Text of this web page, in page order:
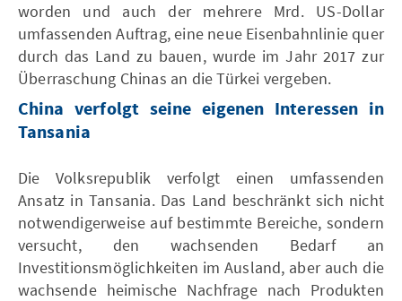
worden und auch der mehrere Mrd. US-Dollar
umfassenden Auftrag, eine neue Eisenbahnlinie quer
durch das Land zu bauen, wurde im Jahr 2017 zur
Überraschung Chinas an die Türkei vergeben.
China verfolgt seine eigenen Interessen in
Tansania
Die Volksrepublik verfolgt einen umfassenden
Ansatz in Tansania. Das Land beschränkt sich nicht
notwendigerweise auf bestimmte Bereiche, sondern
versucht, den wachsenden Bedarf an
Investitionsmöglichkeiten im Ausland, aber auch die
wachsende heimische Nachfrage nach Produkten